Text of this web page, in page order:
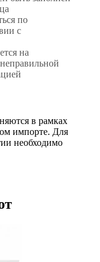
по
с
на
в рамках
импорте. Для
необходимо